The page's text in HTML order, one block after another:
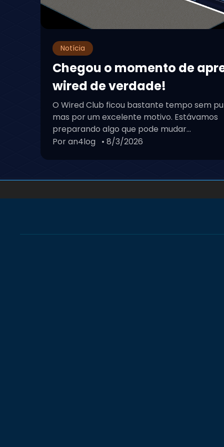
Notícia
Chegou o momento de
wired de verdade!
O Wired Club ficou bastante tempo sem
mas por um excelente motivo. Estávamos
preparando algo que pode mudar...
Por an4log • 8/3/2026